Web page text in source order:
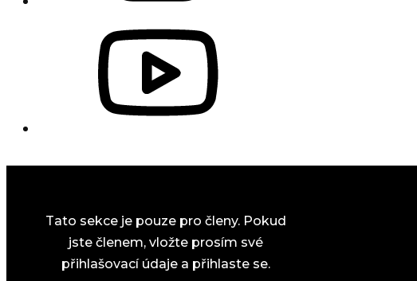
Tato sekce je pouze pro členy. Pokud
jste členem, vložte prosím své
přihlašovací údaje a přihlaste se.